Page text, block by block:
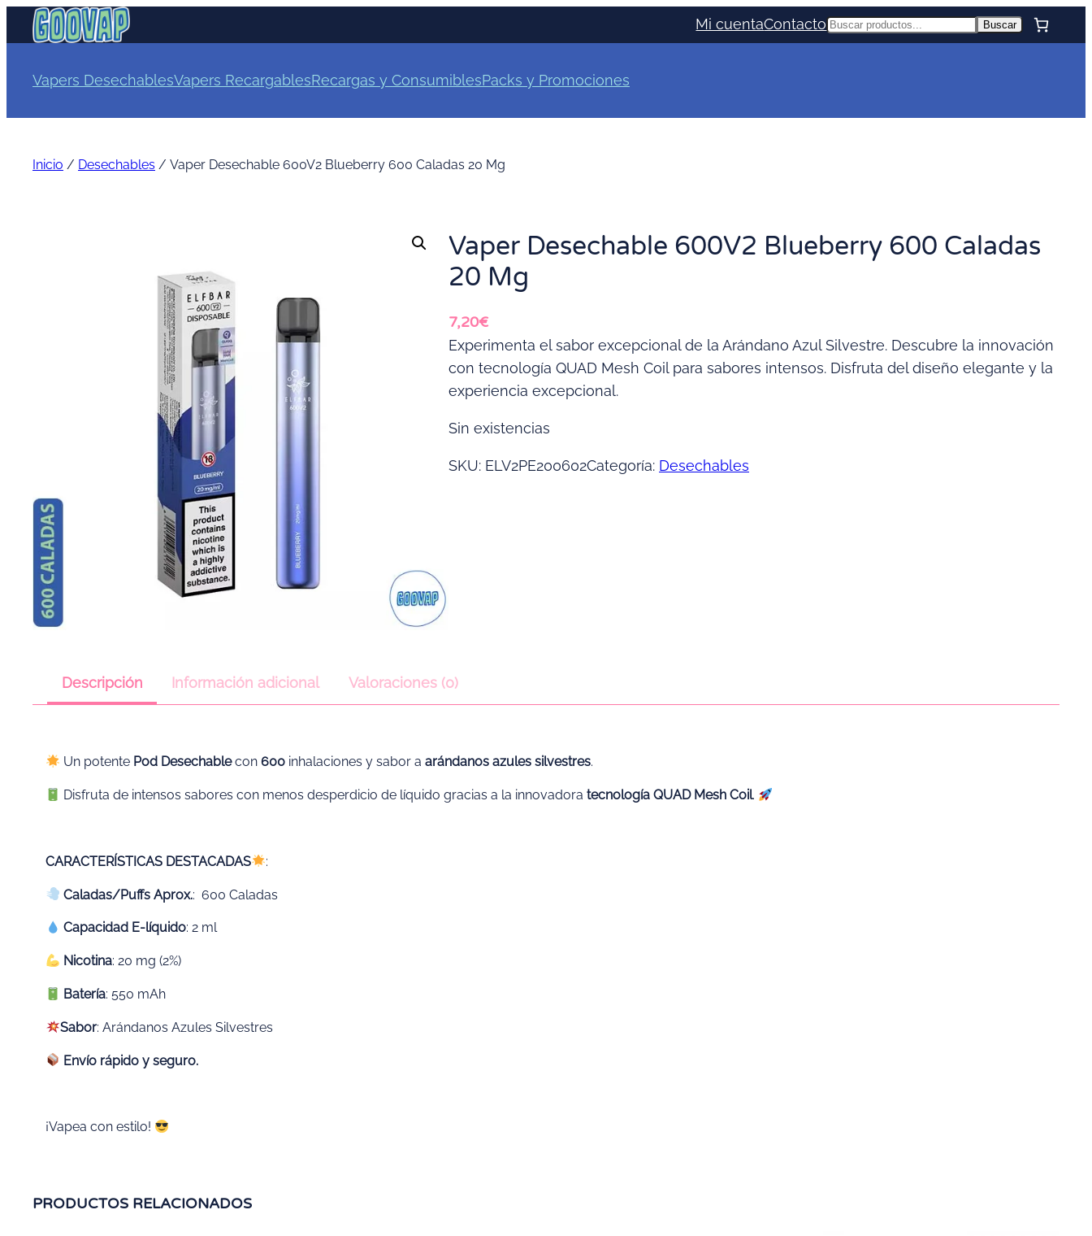
Mi cuentaContactoBuscar Buscar
Vapers DesechablesVapers RecargablesRecargas y ConsumiblesPacks y Promociones
Inicio / Desechables / Vaper Desechable 600V2 Blueberry 600 Caladas 20 Mg
Vaper Desechable 600V2 Blueberry 600 Caladas
20 Mg
7,20€
Experimenta el sabor excepcional de la Arándano Azul Silvestre. Descubre la innovación
con tecnología QUAD Mesh Coil para sabores intensos. Disfruta del diseño elegante y la
experiencia excepcional.
Sin existencias
SKU: ELV2PE200602Categoría: Desechables
Descripción Información adicional Valoraciones (0)
Un potente Pod Desechablecon 600inhalaciones y sabor a arándanos azules silvestres.
Disfruta de intensos sabores con menos desperdicio de líquido gracias a la innovadora tecnología QUAD Mesh Coil.
CARACTERÍSTICAS DESTACADAS :
Caladas/Puffs Aprox.: 600 Caladas
Capacidad E-líquido: 2 ml
Nicotina: 20 mg (2%)
Batería: 550 mAh
Sabor: Arándanos Azules Silvestres
Envío rápido y seguro.
¡Vapea con estilo!
PRODUCTOS RELACIONADOS